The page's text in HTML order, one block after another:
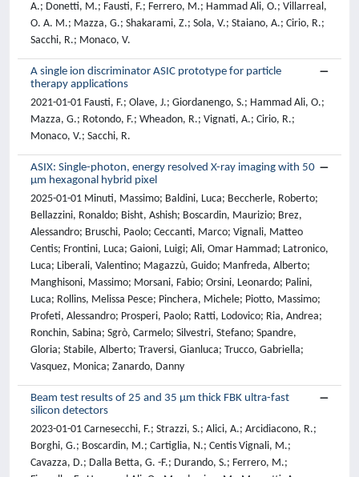
A.; Donetti, M.; Fausti, F.; Ferrero, M.; Hammad Ali, O.; Villarreal,
O. A. M.; Mazza, G.; Shakarami, Z.; Sola, V.; Staiano, A.; Cirio, R.;
Sacchi, R.; Monaco, V.
A single ion discriminator ASIC prototype for particle
therapy applications
2021-01-01 Fausti, F.; Olave, J.; Giordanengo, S.; Hammad Ali, O.;
Mazza, G.; Rotondo, F.; Wheadon, R.; Vignati, A.; Cirio, R.;
Monaco, V.; Sacchi, R.
ASIX: Single-photon, energy resolved X-ray imaging with 50
μm hexagonal hybrid pixel
2025-01-01 Minuti, Massimo; Baldini, Luca; Beccherle, Roberto;
Bellazzini, Ronaldo; Bisht, Ashish; Boscardin, Maurizio; Brez,
Alessandro; Bruschi, Paolo; Ceccanti, Marco; Vignali, Matteo
Centis; Frontini, Luca; Gaioni, Luigi; Ali, Omar Hammad; Latronico,
Luca; Liberali, Valentino; Magazzù, Guido; Manfreda, Alberto;
Manghisoni, Massimo; Morsani, Fabio; Orsini, Leonardo; Palini,
Luca; Rollins, Melissa Pesce; Pinchera, Michele; Piotto, Massimo;
Profeti, Alessandro; Prosperi, Paolo; Ratti, Lodovico; Ria, Andrea;
Ronchin, Sabina; Sgrò, Carmelo; Silvestri, Stefano; Spandre,
Gloria; Stabile, Alberto; Traversi, Gianluca; Trucco, Gabriella;
Vasquez, Monica; Zanardo, Danny
Beam test results of 25 and 35 μm thick FBK ultra-fast
silicon detectors
2023-01-01 Carnesecchi, F.; Strazzi, S.; Alici, A.; Arcidiacono, R.;
Borghi, G.; Boscardin, M.; Cartiglia, N.; Centis Vignali, M.;
Cavazza, D.; Dalla Betta, G. -F.; Durando, S.; Ferrero, M.;